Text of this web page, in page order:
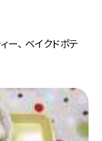
ー、 ベイクドポテ